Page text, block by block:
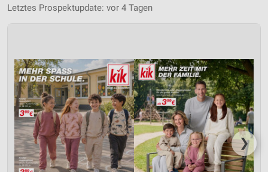
Letztes Prospektupdate: vor 4 Tagen
❯